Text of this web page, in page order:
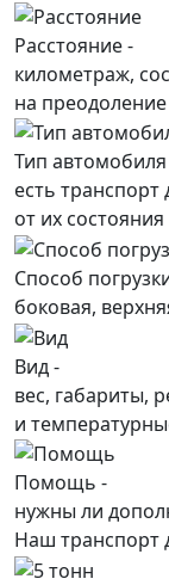
Расстояние -
километраж,
на преодоление
Тип
есть
от их
Способ
боковая,
Вид -
вес, габариты,
и
Помощь -
нужны ли
Наш транспорт